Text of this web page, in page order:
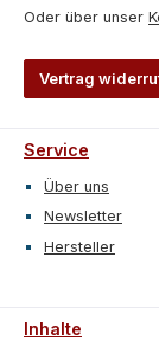
Oder über unser
Vertrag
Service
Über uns
Newsletter
Hersteller
Inhalte